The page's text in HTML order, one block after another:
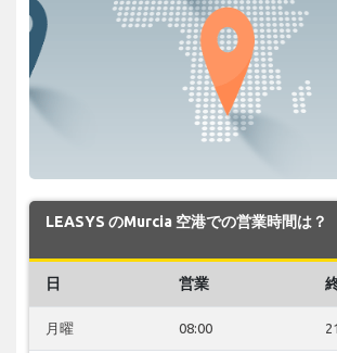
LEASYS のMurcia 空港での営業時間は？
日 営業
月曜 08:00